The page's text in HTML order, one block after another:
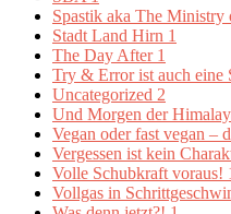
Spastik aka The
Stadt Land Hirn 1
The Day After 1
Try & Error ist auch eine
Uncategorized 2
Und Morgen der
Vegan oder fast vegan –
Vergessen ist kein
Volle Schubkraft voraus!
Vollgas in